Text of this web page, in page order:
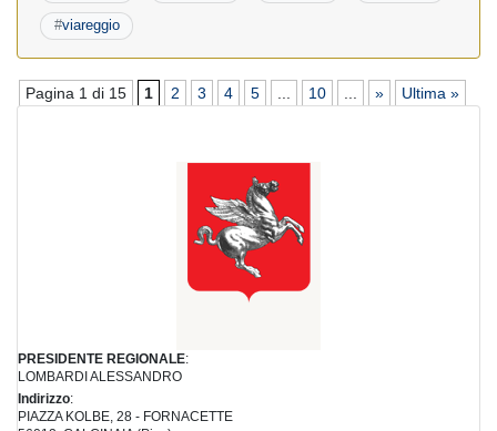
#viareggio
Pagina 1 di 15 1 2 3 4 5 ... 10 ... » Ultima »
PRESIDENTE REGIONALE:
LOMBARDI ALESSANDRO
Indirizzo:
PIAZZA KOLBE, 28 - FORNACETTE